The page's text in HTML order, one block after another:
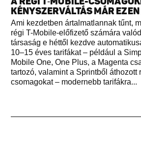
KÉNYSZERVÁLTÁS MÁR EZEN
Ami kezdetben ártalmatlannak tűnt,
régi T-Mobile-előfizető számára
társaság e héttől kezdve
10–15 éves tarifákat – például a
Mobile One, One Plus, a Magenta
tartozó, valamint a Sprintből áthozott
csomagokat – modernebb tarifákra...